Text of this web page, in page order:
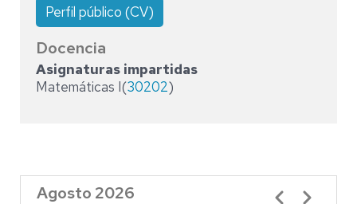
Perfil público (CV)
Docencia
Asignaturas impartidas
Matemáticas I(30202)
Agosto 2026 Paginación